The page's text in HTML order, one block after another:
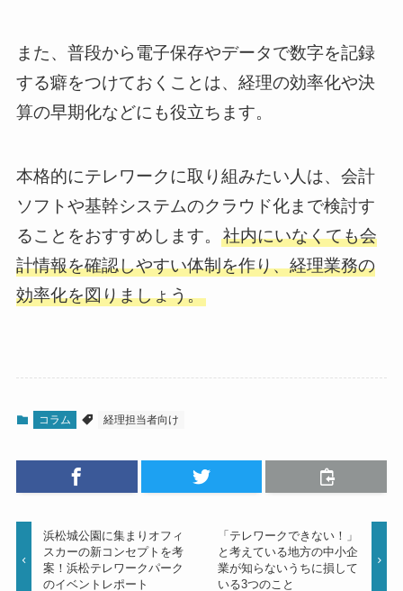
また、普段から電子保存やデータで数字を記録
する癖をつけておくことは、経理の効率化や決
算の早期化などにも役立ちます。
本格的にテレワークに取り組みたい人は、会計
ソフトや基幹システムのクラウド化まで検討す
ることをおすすめします。 社内にいなくても会
計情報を確認しやすい体制を作り、経理業務の
効率化を図りましょう。
コラム 経理担当者向け
浜松城公園に集まりオフィ
スカーの新コンセプトを考
案！浜松テレワークパーク
のイベントレポート
「テレワークできない！」
と考えている地方の中小企
業が知らないうちに損して
いる3つのこと